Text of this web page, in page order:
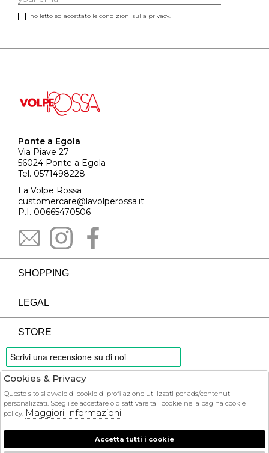
ho letto ed accettato le condizioni sulla privacy.
Ponte a Egola
Via Piave 27
56024 Ponte a Egola
Tel. 0571498228
La Volpe Rossa
customercare@lavolperossa.it
P.I. 00665470506
SHOPPING
LEGAL
STORE
PAYMENTS
COURIER
Cookies & Privacy
Questo sito si avvale di cookie di profilazione utilizzati per ads/contenuti
personalizzati. Scegli se accettare o disattivare tali cookie nella pagina cookie
policy. Maggiori Informazioni
Accetta tutti i cookie